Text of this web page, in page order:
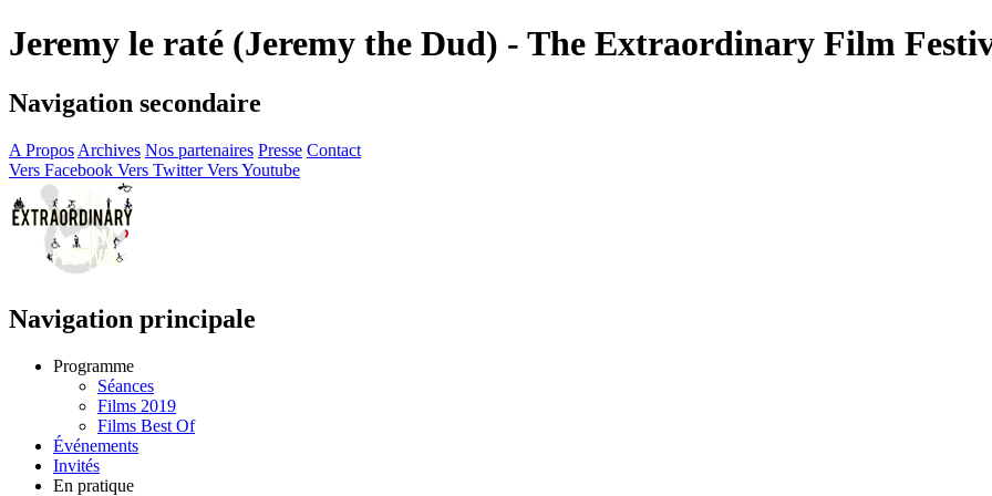
Jeremy le raté (Jeremy the Dud) - The Extraordinary Film
Navigation secondaire
A Propos Archives Nos partenaires Presse Contact
Vers Facebook Vers Twitter Vers Youtube
Navigation principale
Programme
Séances
Films 2019
Films Best Of
Événements
Invités
En pratique